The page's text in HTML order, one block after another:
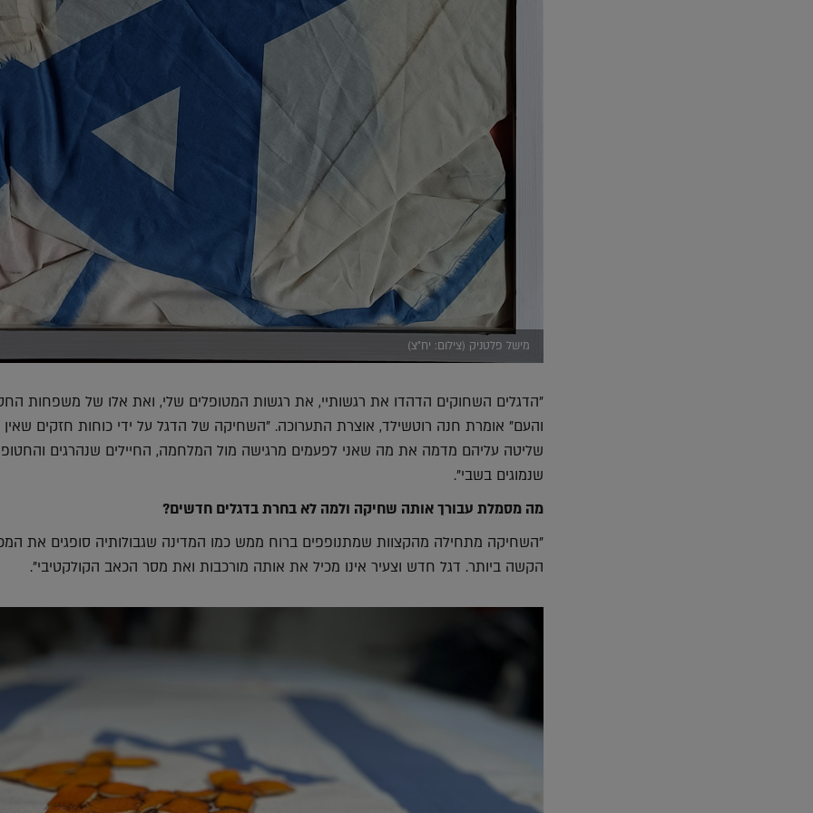
מישל פלטניק (צילום: יח"צ)
"הדגלים השחוקים הדהדו את רגשותיי, את רגשות המטופלים שלי, ואת אלו של משפחות
והעם" אומרת חנה רוטשילד, אוצרת התערוכה. "השחיקה של הדגל על ידי כוחות חזקים שאין
שליטה עליהם מדמה את מה שאני לפעמים מרגישה מול המלחמה, החיילים שנהרגים
שנמוגים בשבי".
מה מסמלת עבורך אותה שחיקה ולמה לא בחרת בדגלים חדשים?
"השחיקה מתחילה מהקצוות שמתנופפים ברוח ממש כמו המדינה שגבולותיה סופגים את
הקשה ביותר. דגל חדש וצעיר אינו מכיל את אותה מורכבות ואת מסר הכאב הקולקטיבי".